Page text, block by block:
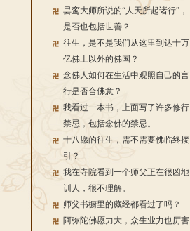
昙鸾大师所说的“人天所起诸行”，
是否也包括世善？
往生，是不是我们从这里到达十万
亿佛土以外的佛国？
念佛人如何在生活中观照自己的言
行是否合佛意？
我看过一本书，上面写了许多修行
禁忌，包括念佛的禁忌。
十八愿的往生，需不需要佛临终接
引？
我在寺院看到一个师父正在很凶地
训人，很不理解。
师父书橱里的藏经都看过了吗？
阿弥陀佛愿力大，众生业力也厉害